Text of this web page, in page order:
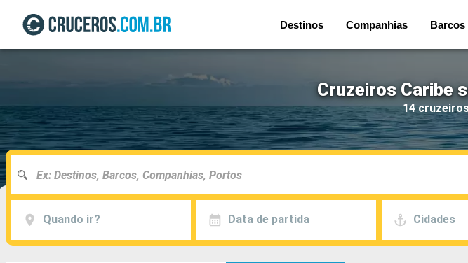
Destinos Companhias Barcos
Cruzeiros Caribe
14
Quando ir? Data de partida Cidades